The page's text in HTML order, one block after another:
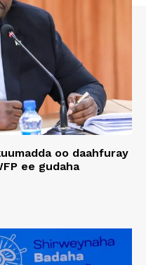
oo daahfuray
ee gudaha